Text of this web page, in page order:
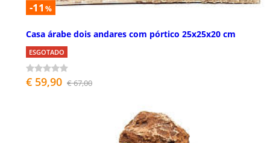
-11 %
Casa árabe dois andares com pórtico 25x25x20 cm
ESGOTADO
€ 59,90 € 67,00